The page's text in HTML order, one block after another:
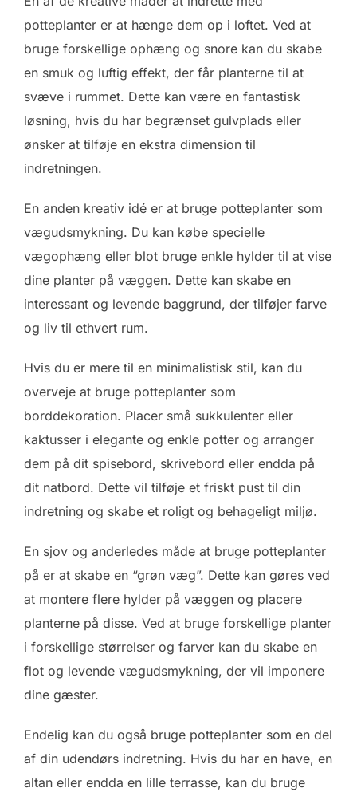
potteplanter er at hænge dem op i loftet. Ved at
bruge forskellige ophæng og snore kan du skabe
en smuk og luftig effekt, der får planterne til at
svæve i rummet. Dette kan være en fantastisk
løsning, hvis du har begrænset gulvplads eller
ønsker at tilføje en ekstra dimension til
indretningen.
En anden kreativ idé er at bruge potteplanter som
vægudsmykning. Du kan købe specielle
vægophæng eller blot bruge enkle hylder til at vise
dine planter på væggen. Dette kan skabe en
interessant og levende baggrund, der tilføjer farve
og liv til ethvert rum.
Hvis du er mere til en minimalistisk stil, kan du
overveje at bruge potteplanter som
borddekoration. Placer små sukkulenter eller
kaktusser i elegante og enkle potter og arranger
dem på dit spisebord, skrivebord eller endda på
dit natbord. Dette vil tilføje et friskt pust til din
indretning og skabe et roligt og behageligt miljø.
En sjov og anderledes måde at bruge potteplanter
på er at skabe en “grøn væg”. Dette kan gøres ved
at montere flere hylder på væggen og placere
planterne på disse. Ved at bruge forskellige planter
i forskellige størrelser og farver kan du skabe en
flot og levende vægudsmykning, der vil imponere
dine gæster.
Endelig kan du også bruge potteplanter som en del
af din udendørs indretning. Hvis du har en have, en
altan eller endda en lille terrasse, kan du bruge